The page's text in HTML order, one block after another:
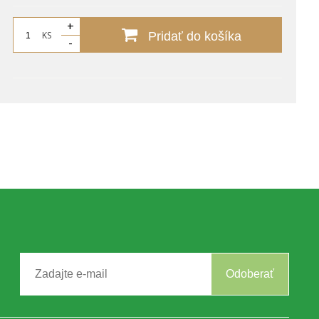
KS
+
-
Pridať do košíka
Odoberať